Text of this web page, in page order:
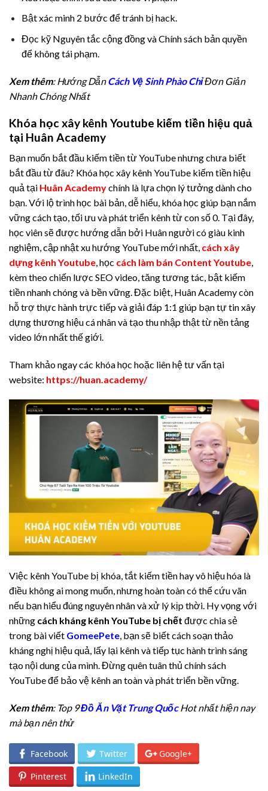
Bật xác minh 2 bước để tránh bị hack.
Đọc kỹ Nguyên tắc cộng đồng và Chính sách bản quyền
để không tái phạm.
Xem thêm: Hướng DẫnCách Vệ Sinh Phào ChỉĐơn Giản
Nhanh Chóng Nhất
Khóa học xây kênh Youtube kiếm tiền hiệu quả
tại Huân Academy
Bạn muốn bắt đầu kiếm tiền từ YouTube nhưng chưa biết
bắt đầu từ đâu? Khóa học xây kênh YouTube kiếm tiền hiệu
quả tại Huân Academychính là lựa chọn lý tưởng dành cho
bạn. Với lộ trình học bài bản, dễ hiểu, khóa học giúp bạn nắm
vững cách tạo, tối ưu và phát triển kênh từ con số 0. Tại đây,
học viên sẽ được hướng dẫn bởi Huân người có giàu kinh
nghiệm, cập nhật xu hướng YouTube mới nhất, cách xây
dựng kênh Youtube, học cách làm bán Content Youtube,
kèm theo chiến lược SEO video, tăng tương tác, bật kiếm
tiền nhanh chóng và bền vững. Đặc biệt, Huân Academy còn
hỗ trợ thực hành trực tiếp và giải đáp 1:1 giúp bạn tự tin xây
dựng thương hiệu cá nhân và tạo thu nhập thật từ nền tảng
video lớn nhất thế giới.
Tham khảo ngay các khóa học hoặc liên hệ tư vấn tại
website: https://huan.academy/
Việc kênh YouTube bị khóa, tắt kiếm tiền hay vô hiệu hóa là
điều không ai mong muốn, nhưng hoàn toàn có thể cứu vãn
nếu bạn hiểu đúng nguyên nhân và xử lý kịp thời. Hy vọng với
những cách kháng kênh YouTube bị chết được chia sẻ
trong bài viết GomeePete , bạn sẽ biết cách soạn thảo
kháng nghị hiệu quả, lấy lại kênh và tiếp tục hành trình sáng
tạo nội dung của mình. Đừng quên tuân thủ chính sách
YouTube để bảo vệ kênh an toàn và phát triển bền vững.
Xem thêm: Top 9Đồ Ăn Vặt Trung Quốc Hot nhất hiện nay
mà bạn nên thử
Facebook Twitter Google+
Pinterest LinkedIn